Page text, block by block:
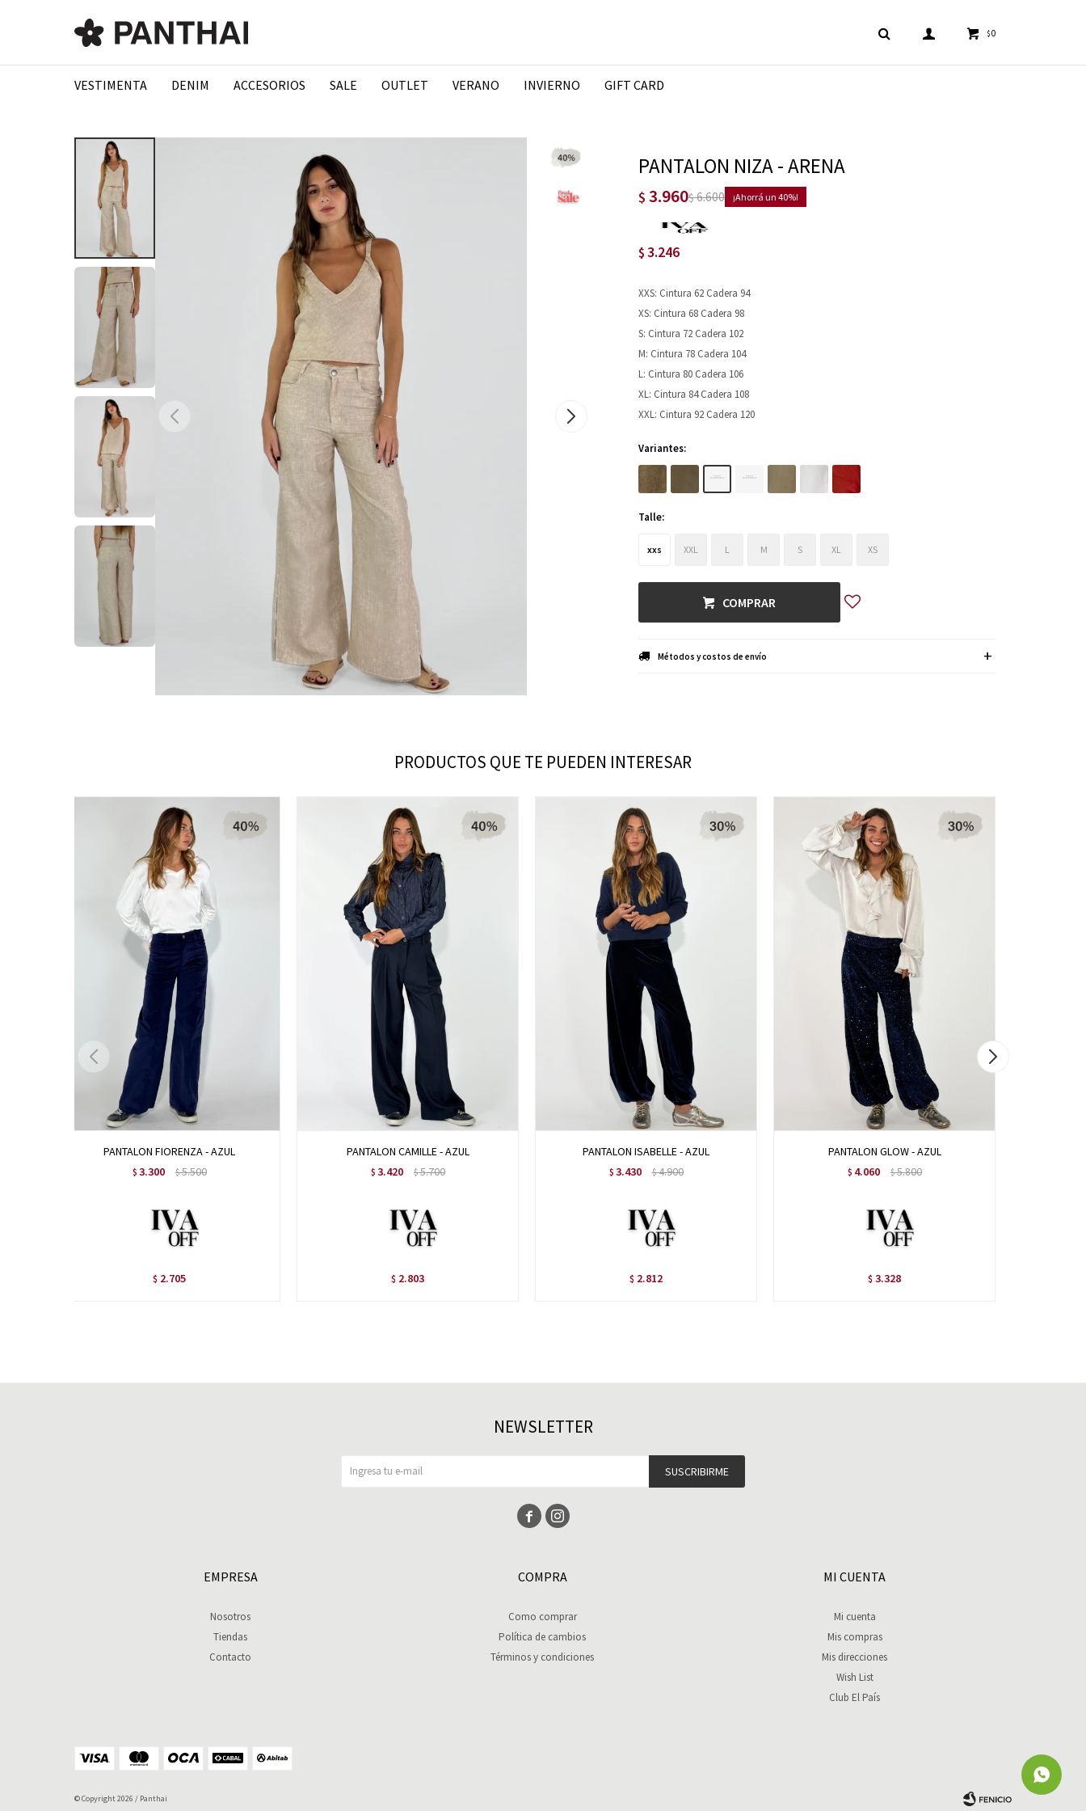
VESTIMENTA DENIM ACCESORIOS SALE OUTLET VERANO INVIERNO GIFT CARD
$0
PANTALON NIZA - ARENA
$ 3.960$6.600 40
$ 3.246
XXS: Cintura 62 Cadera 94
XS: Cintura 68 Cadera 98
S: Cintura 72 Cadera 102
M: Cintura 78 Cadera 104
L: Cintura 80 Cadera 106
XL: Cintura 84 Cadera 108
XXL: Cintura 92 Cadera 120
Variantes:
Talle:
xxs XXL L M S XL XS
COMPRAR
Métodos y costos de envío
PRODUCTOS QUE TE PUEDEN INTERESAR
PANTALON FIORENZA - AZUL
$ 3.300 $5.500
$ 2.705
PANTALON CAMILLE - AZUL
$ 3.420 $5.700
$ 2.803
PANTALON ISABELLE - AZUL
$ 3.430 $4.900
$ 2.812
PANTALON GLOW - AZUL
$ 4.060 $5.800
$ 3.328
EMPRESA
Nosotros
Tiendas
Contacto
COMPRA
Como comprar
Política de cambios
Términos y condiciones
MI CUENTA
Mi cuenta
Mis compras
Mis direcciones
Wish List
Club El País
NEWSLETTER
SUSCRIBIRME
 
© Copyright 2026 / Panthai